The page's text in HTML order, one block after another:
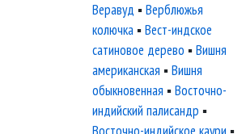
Веравуд ▪Верблюжья
колючка ▪Вест-индское
сатиновое дерево ▪Вишня
американская ▪Вишня
обыкновенная ▪Восточно-
индийский палисандр ▪